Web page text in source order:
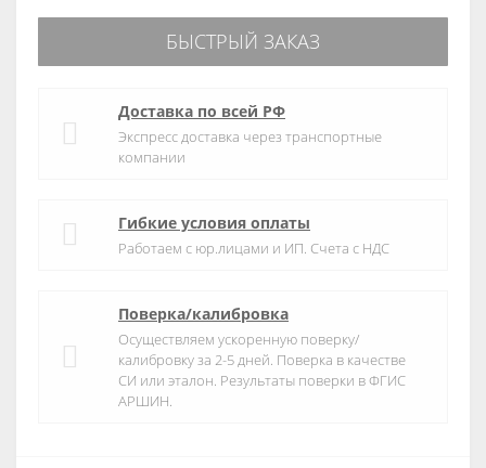
БЫСТРЫЙ ЗАКАЗ
Доставка по всей РФ
Экспресс доставка через транспортные
компании
Гибкие условия оплаты
Работаем с юр.лицами и ИП. Счета с НДС
Поверка/калибровка
Осуществляем ускоренную поверку/
калибровку за 2-5 дней. Поверка в качестве
СИ или эталон. Результаты поверки в ФГИС
АРШИН.